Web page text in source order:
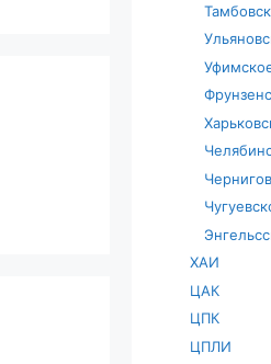
ХАИ
ЦАК
ЦПК
ЦПЛИ